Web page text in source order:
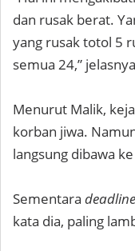
dan rusak berat.
yang rusak totol 5
semua 24,”
Menurut Malik,
korban jiwa.
langsung dibawa
Sementara deadline
kata dia, paling